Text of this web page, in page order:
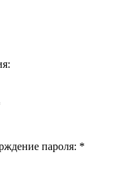
пароля: *